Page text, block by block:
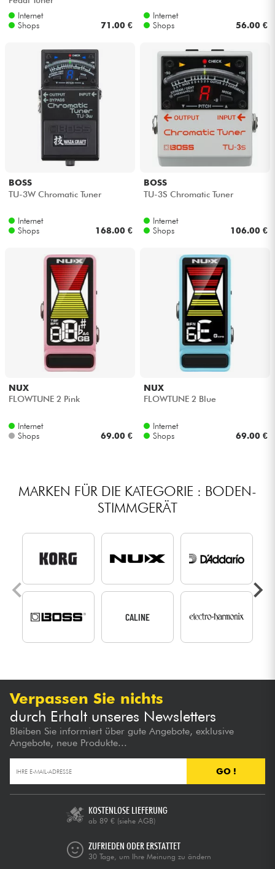
Internet
Shops
71.00 €
Internet
Shops
56.00 €
BOSS
TU-3W Chromatic Tuner
Internet
Shops
168.00 €
BOSS
TU-3S Chromatic Tuner
Internet
Shops
106.00 €
NUX
FLOWTUNE 2 Pink
Internet
Shops
69.00 €
NUX
FLOWTUNE 2 Blue
Internet
Shops
69.00 €
MARKEN FÜR DIE KATEGORIE : BODEN-
STIMMGERÄT
CALINE
Verpassen Sie nichts
durch Erhalt unseres Newsletters
Bleiben Sie informiert über gute Angebote, exklusive
Angebote, neue Produkte...
GO !
KOSTENLOSE LIEFERUNG
ab 89 € (siehe AGB)
ZUFRIEDEN ODER ERSTATTET
30 Tage, um Ihre Meinung zu ändern